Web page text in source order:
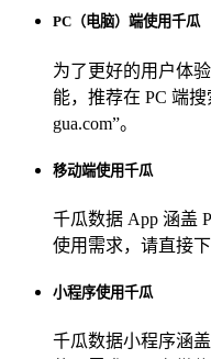
PC（电脑）端使用千瓜
为了更好的用户体
能，推荐在 PC 端搜
gua.com”。
移动端使用千瓜
千瓜数据 App 涵盖
使用需求，请直接下
小程序使用千瓜
千瓜数据小程序涵